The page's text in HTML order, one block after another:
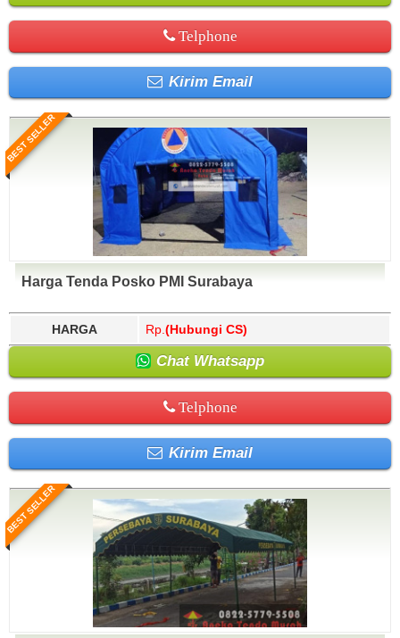
Telphone
Kirim Email
BEST SELLER
Harga Tenda Posko PMI Surabaya
HARGA Rp. (Hubungi CS)
Chat Whatsapp
Telphone
Kirim Email
BEST SELLER